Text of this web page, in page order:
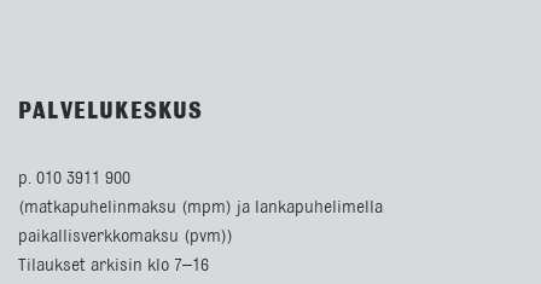
PALVELUKESKUS
p. 010 3911 900
(matkapuhelinmaksu (mpm) ja lankapuhelimella
paikallisverkkomaksu (pvm))
Tilaukset arkisin klo 7–16